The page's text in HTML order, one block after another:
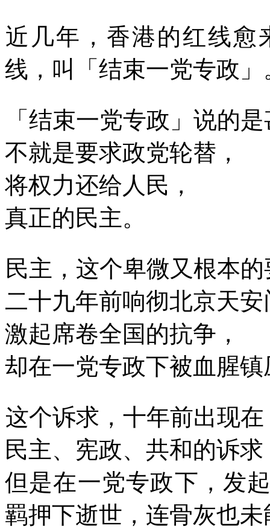
近几年，香港的红线愈
线，叫「结束一党专政」
「结束一党专政」说的
不就是要求政党轮替，
将权力还给人民，
真正的民主。
民主，这个卑微又根本
二十九年前响彻北京天
激起席卷全国的抗争，
却在一党专政下被血腥镇
这个诉求，十年前出现
民主、宪政、共和的诉
但是在一党专政下，发
羁押下逝世，连骨灰也